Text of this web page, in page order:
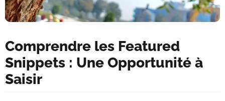
Comprendre les Featured
Snippets : Une Opportunité à
Saisir